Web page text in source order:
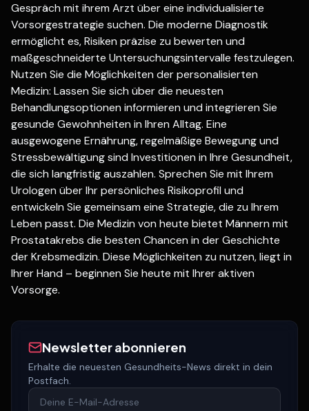
Gespräch mit ihrem Arzt über eine individualisierte
Vorsorgestrategie suchen. Die moderne Diagnostik
ermöglicht es, Risiken präzise zu bewerten und
maßgeschneiderte Untersuchungsintervalle festzulegen.
Nutzen Sie die Möglichkeiten der personalisierten
Medizin: Lassen Sie sich über die neuesten
Behandlungsoptionen informieren und integrieren Sie
gesunde Gewohnheiten in Ihren Alltag. Eine
ausgewogene Ernährung, regelmäßige Bewegung und
Stressbewältigung sind Investitionen in Ihre Gesundheit,
die sich langfristig auszahlen. Sprechen Sie mit Ihrem
Urologen über Ihr persönliches Risikoprofil und
entwickeln Sie gemeinsam eine Strategie, die zu Ihrem
Leben passt. Die Medizin von heute bietet Männern mit
Prostatakrebs die besten Chancen in der Geschichte
der Krebsmedizin. Diese Möglichkeiten zu nutzen, liegt in
Ihrer Hand – beginnen Sie heute mit Ihrer aktiven
Vorsorge.
Newsletter abonnieren
Erhalte die neuesten Gesundheits-News direkt in dein
Postfach.